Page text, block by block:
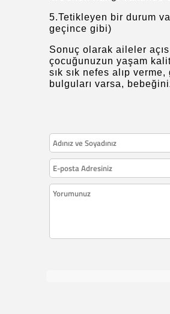
5.Tetikleyen bir durum
geçince gibi)
Sonuç olarak aileler
çocuğunuzun yaşam
sık sık nefes alıp
bulguları varsa,